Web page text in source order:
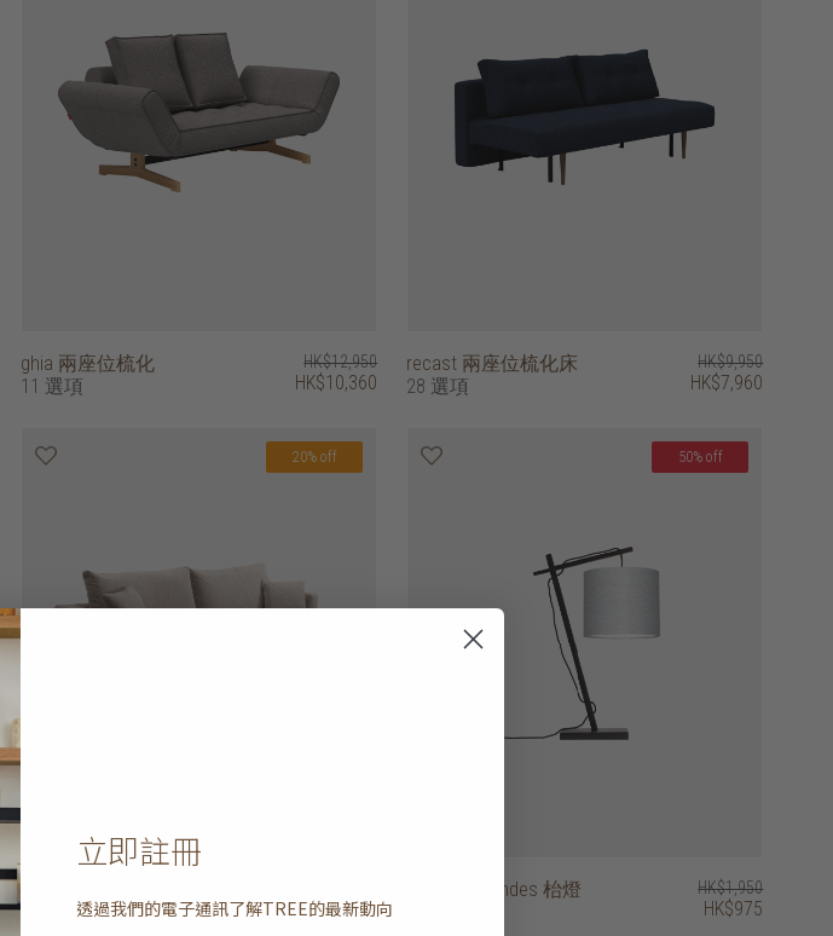
ghia 兩座位梳化
11 選項
HK$12,950
HK$10,360
recast 兩座位梳化床
28 選項
HK$9,950
HK$7,960
20% off
easy time 三座位梳化
HK$17,960
50% off
terra glow Andes 枱燈
HK$1,950
HK$975
立即註冊
透過我們的電子通訊了解TREE的最新動向